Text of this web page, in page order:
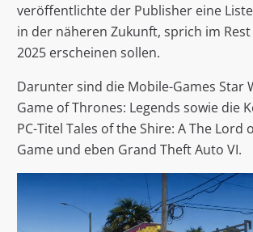
veröffentlichte der Publisher eine
in der näheren Zukunft, sprich im
2025 erscheinen sollen.
Darunter sind die Mobile-Games Star
Game of Thrones: Legends sowie die
PC-Titel Tales of the Shire: A The Lord
Game und eben Grand Theft Auto VI.